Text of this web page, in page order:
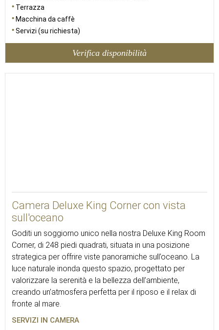
Terrazza
Macchina da caffè
Servizi (su richiesta)
Verifica disponibilità
Camera Deluxe King Corner con vista
sull'oceano
Goditi un soggiorno unico nella nostra Deluxe King Room
Corner, di 248 piedi quadrati, situata in una posizione
strategica per offrire viste panoramiche sull’oceano. La
luce naturale inonda questo spazio, progettato per
valorizzare la serenità e la bellezza dell’ambiente,
creando un’atmosfera perfetta per il riposo e il relax di
fronte al mare.
SERVIZI IN CAMERA